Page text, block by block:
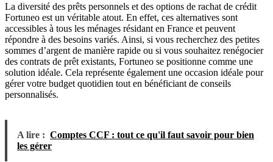
La diversité des prêts personnels et des options de rachat de crédit
Fortuneo est un véritable atout. En effet, ces alternatives sont
accessibles à tous les ménages résidant en France et peuvent
répondre à des besoins variés. Ainsi, si vous recherchez des petites
sommes d’argent de manière rapide ou si vous souhaitez renégocier
des contrats de prêt existants, Fortuneo se positionne comme une
solution idéale. Cela représente également une occasion idéale pour
gérer votre budget quotidien tout en bénéficiant de conseils
personnalisés.
A lire : Comptes CCF : tout ce qu'il faut savoir pour bien
les gérer